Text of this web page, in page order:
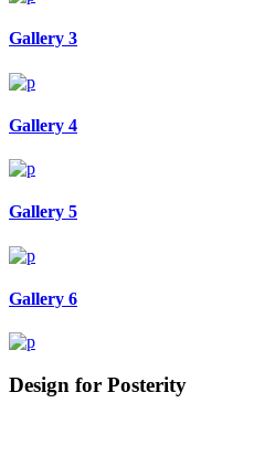
Gallery 3
Gallery 4
Gallery 5
Gallery 6
Design for Posterity